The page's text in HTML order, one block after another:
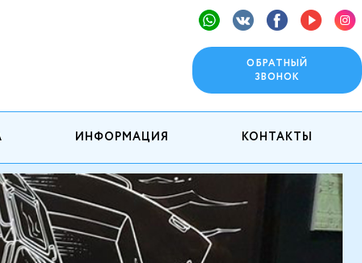
ОБРАТНЫЙ
ЗВОНОК
ИНФОРМАЦИЯ КОНТАКТЫ